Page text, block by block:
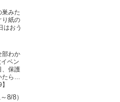
巣みた
り紙の
はおう
部わか
ベン
、保護
たら…
8/8）